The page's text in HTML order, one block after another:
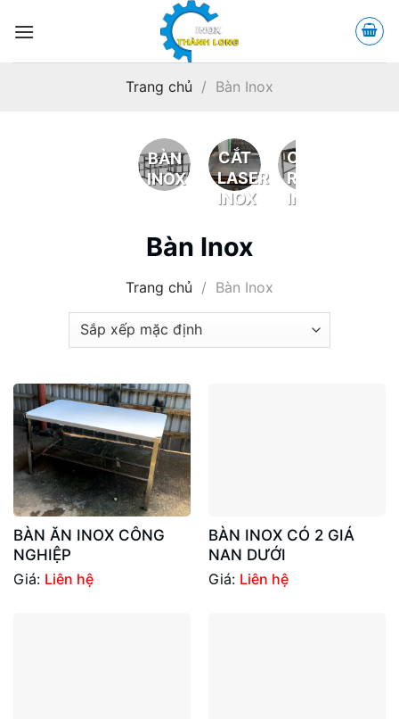
qua
Trang chủ / Bàn Inox
BÀN
INOX
CẮT
LASER
INOX
CHẬU
RỬA
INOX
Bàn Inox
Trang chủ / Bàn Inox
BÀN ĂN INOX CÔNG
NGHIỆP
Giá: Liên hệ
BÀN INOX CÓ 2 GIÁ
NAN DƯỚI
Giá: Liên hệ